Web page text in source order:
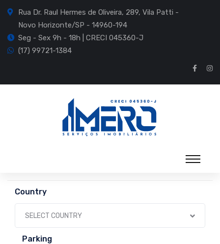
Rua Dr. Raul Hermes de Oliveira, 289, Vila Patti -
Novo Horizonte/SP - 14960-194
Seg - Sex 9h - 18h | CRECI 045360-J
(17) 99721-1384
Country
SELECT COUNTRY
Parking